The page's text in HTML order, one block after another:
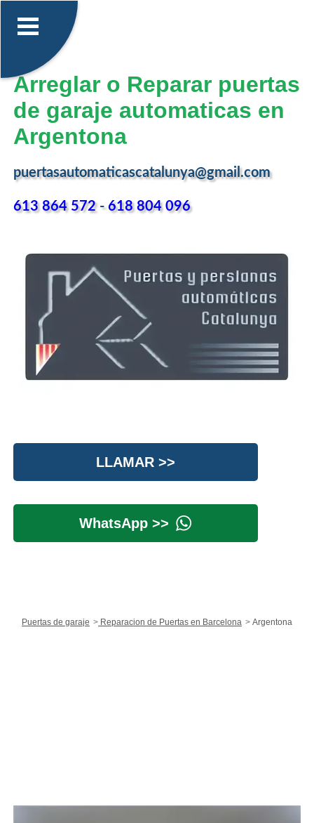
Arreglar o Reparar puertas
de garaje automaticas en
Argentona
puertasautomaticascatalunya@gmail.com
613 864 572-618 804 096
LLAMAR >>
WhatsApp >>
Puertas de garaje Reparacion de Puertas en Barcelona Argentona